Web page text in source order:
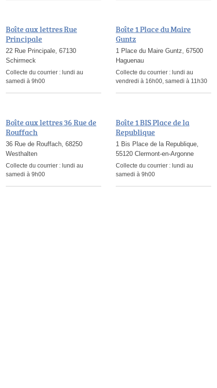
Boîte aux lettres Rue
Principale
22 Rue Principale, 67130
Schirmeck
Collecte du courrier : lundi au
samedi à 9h00
Boîte 1 Place du Maire
Guntz
1 Place du Maire Guntz, 67500
Haguenau
Collecte du courrier : lundi au
vendredi à 16h00, samedi à 11h30
Boîte aux lettres 36 Rue de
Rouffach
36 Rue de Rouffach, 68250
Westhalten
Collecte du courrier : lundi au
samedi à 9h00
Boîte 1 BIS Place de la
Republique
1 Bis Place de la Republique,
55120 Clermont-en-Argonne
Collecte du courrier : lundi au
samedi à 9h00